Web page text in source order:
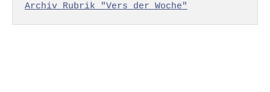
Archiv Rubrik "Vers der Woche"